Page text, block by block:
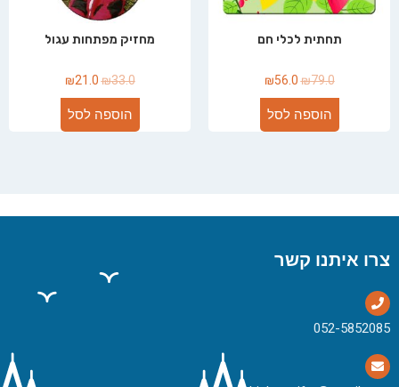
תחתית לכלי חם
₪79.0
₪56.0
הוספה לסל
מחזיק מפתחות עגול
₪33.0
₪21.0
הוספה לסל
צרו איתנו קשר